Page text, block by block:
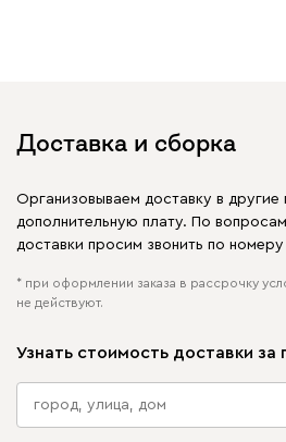
Доставка и сборка
Организовываем доставку в другие
дополнительную плату. По
доставки просим звонить по номеру
* при оформлении заказа в рассрочку
не действуют.
Узнать стоимость доставки за